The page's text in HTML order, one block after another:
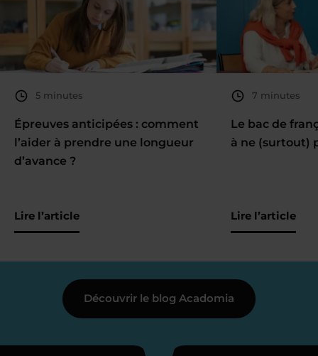
5 minutes
Épreuves anticipées : comment
l’aider à prendre une longueur
d’avance ?
Lire l’article
7 minutes
Le bac de
à ne (surtout)
Lire l’article
Découvrir le blog Acadomia